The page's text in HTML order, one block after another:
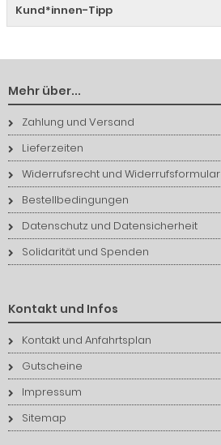
Kund*innen-Tipp
Mehr über...
Zahlung und Versand
Lieferzeiten
Widerrufsrecht und Widerrufsformular
Bestellbedingungen
Datenschutz und Datensicherheit
Solidarität und Spenden
Kontakt und Infos
Kontakt und Anfahrtsplan
Gutscheine
Impressum
Sitemap